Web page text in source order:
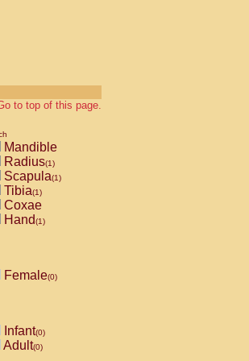
to top of this page.
Mandible
Radius(1)
Scapula(1)
Tibia(1)
Coxae
Hand(1)
Female(0)
Infant(0)
Adult(0)